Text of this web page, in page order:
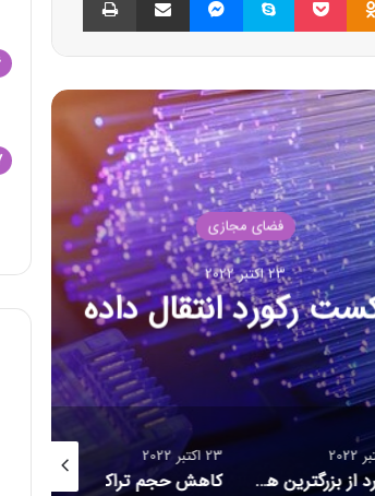
۵ مورد از بزرگترین هک‌های تاریخ امنیت سایبری/ حلقه ازدواج هوشمندی که مراقب شماست/ احتمال بازبینی امنیتی آمریکا از قرارداد ماسک برای خرید توییتر کاهش حجم تراکنش‌ توکن‌های متاورس
23 اکتبر 2022